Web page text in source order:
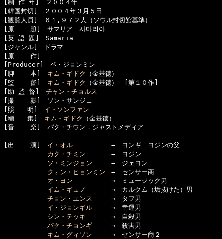
[制 作 年]　２００４年
[韓国封切]　２００４年３月５日
[観覧人員]　６１,９７２人（ソウル封切館基準）
[原    題]　サマリア　사마리아
[英 語 題]　Samaria
[ジャンル]　ドラマ
[原    作]
[Producer]　ペ・ジョンミン
[脚    本] キム・ギドク
（金基徳）
[監    督] キム・ギドク
（金基徳）　[第１０作]
[助 監 督] チャン・チョルス
[撮    影]　ソン・サンジェ
[照　　明] イ・ソンファン
[編　　集] キム・ギドク
（金基徳）
[音    楽]　パク・チウン，ジャストメディア
[出    演] イ・オル →　ヨンギ　ヨジンの父
カク・チミン →　ヨジン
ソ・ミンジョン →　ジェヨン
クォン・ヒョンミン →　センサー商
オ・ヨン →　ミュージック男
イム・ギュノ
→　カルクム（垢抜けた）男
チョン・ユンス →　タフ男
イ・ジョンギル →　幸運男
シン・テッキ →　自殺男
パク・チョンギ →　殺害男
キム・グィソン →　センサー商２